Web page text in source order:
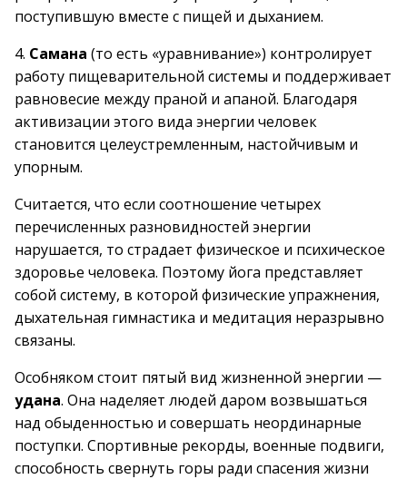
поступившую вместе с пищей и дыханием.
4. Самана (то есть «уравнивание») контролирует
работу пищеварительной системы и поддерживает
равновесие между праной и апаной. Благодаря
активизации этого вида энергии человек
становится целеустремленным, настойчивым и
упорным.
Считается, что если соотношение четырех
перечисленных разновидностей энергии
нарушается, то страдает физическое и психическое
здоровье человека. Поэтому йога представляет
собой систему, в которой физические упражнения,
дыхательная гимнастика и медитация неразрывно
связаны.
Особняком стоит пятый вид жизненной энергии —
удана. Она наделяет людей даром возвышаться
над обыденностью и совершать неординарные
поступки. Спортивные рекорды, военные подвиги,
способность свернуть горы ради спасения жизни